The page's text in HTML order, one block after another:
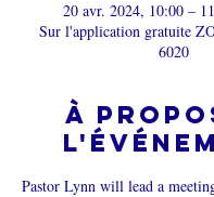
20 avr. 2024, 10:00 –
Sur l'application gratuite
6020
À
Pastor Lynn will lead a